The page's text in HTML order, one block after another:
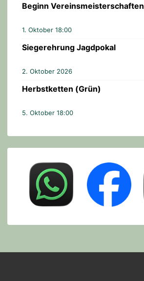
Beginn Vereinsmeisterschaften
1. Oktober 18:00
Siegerehrung Jagdpokal
2. Oktober 2026
Herbstketten (Grün)
5. Oktober 18:00